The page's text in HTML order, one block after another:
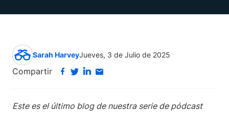
Sarah HarveyJueves, 3 de Julio de 2025
Compartir
Este es el último blog de nuestra serie de pódcast